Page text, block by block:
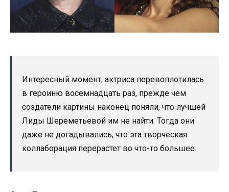
Интересный момент, актриса перевоплотилась
в героиню восемнадцать раз, прежде чем
создатели картины наконец поняли, что лучшей
Лиды Шереметьевой им не найти. Тогда они
даже не догадывались, что эта творческая
коллаборация перерастет во что-то большее.